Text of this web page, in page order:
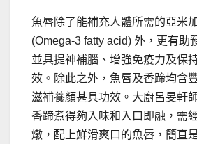
魚唇除了能補充人體所需的亞米
(Omega-3 fatty acid) 外，更有助
並具提神補腦、增強免疫力及保
效。除此之外，魚唇及香蹄均含
滋補養顏甚具功效。大廚呂旻軒
香蹄煮得夠入味和入口即融，需
燉，配上鮮滑爽口的魚唇，簡直